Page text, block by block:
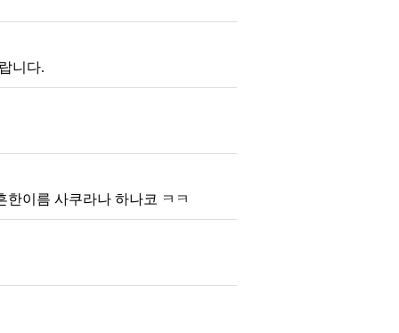
니다.
이름 사쿠라나 하나코 ㅋㅋ